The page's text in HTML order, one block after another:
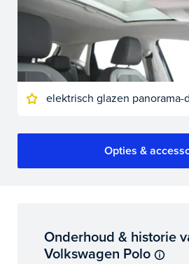
elektrisch glazen panorama-
Opties &
Onderhoud & historie
Volkswagen Polo